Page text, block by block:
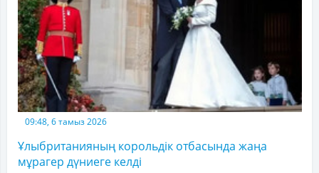
09:48, 6 тамыз 2026
Ұлыбританияның корольдік отбасында жаңа
мұрагер дүниеге келді